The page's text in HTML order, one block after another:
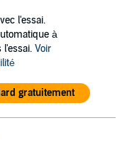
l'essai.
à
l'essai. Voir
gratuitement